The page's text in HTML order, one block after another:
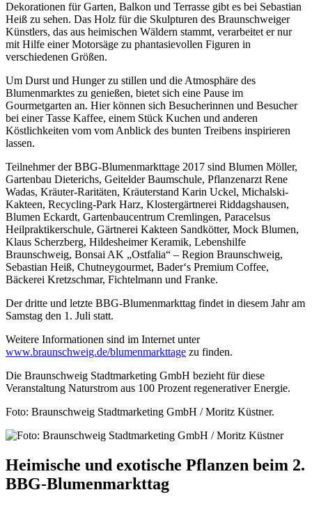
Dekorationen für Garten, Balkon und Terrasse gibt es bei Sebastian
Heiß zu sehen. Das Holz für die Skulpturen des Braunschweiger
Künstlers, das aus heimischen Wäldern stammt, verarbeitet er nur
mit Hilfe einer Motorsäge zu phantasievollen Figuren in
verschiedenen Größen.
Um Durst und Hunger zu stillen und die Atmosphäre des
Blumenmarktes zu genießen, bietet sich eine Pause im
Gourmetgarten an. Hier können sich Besucherinnen und Besucher
bei einer Tasse Kaffee, einem Stück Kuchen und anderen
Köstlichkeiten vom vom Anblick des bunten Treibens inspirieren
lassen.
Teilnehmer der BBG-Blumenmarkttage 2017 sind Blumen Möller,
Gartenbau Dieterichs, Geitelder Baumschule, Pflanzenarzt Rene
Wadas, Kräuter-Raritäten, Kräuterstand Karin Uckel, Michalski-
Kakteen, Recycling-Park Harz, Klostergärtnerei Riddagshausen,
Blumen Eckardt, Gartenbaucentrum Cremlingen, Paracelsus
Heilpraktikerschule, Gärtnerei Kakteen Sandkötter, Mock Blumen,
Klaus Scherzberg, Hildesheimer Keramik, Lebenshilfe
Braunschweig, Bonsai AK „Ostfalia“ – Region Braunschweig,
Sebastian Heiß, Chutneygourmet, Bader‘s Premium Coffee,
Bäckerei Kretzschmar, Fichtelmann und Franke.
Der dritte und letzte BBG-Blumenmarkttag findet in diesem Jahr am
Samstag den 1. Juli statt.
Weitere Informationen sind im Internet unter
www.braunschweig.de/blumenmarkttage zu finden.
Die Braunschweig Stadtmarketing GmbH bezieht für diese
Veranstaltung Naturstrom aus 100 Prozent regenerativer Energie.
Foto: Braunschweig Stadtmarketing GmbH / Moritz Küstner.
Heimische und exotische Pflanzen beim 2.
BBG-Blumenmarkttag